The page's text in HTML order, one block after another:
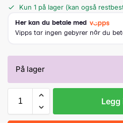
Kun 1 på lager (kan også
På lager
Legg